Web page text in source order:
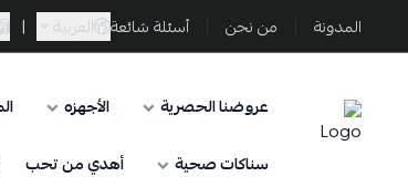
المدونة من نحن أسئلة شائعة العربية |
Sporta
عروضنا الحصرية الأجهزه
سناكات صحية
أهدي من تحب